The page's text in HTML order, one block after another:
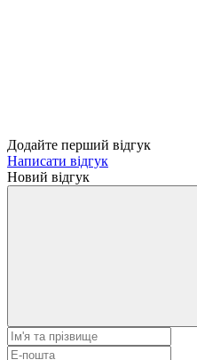
Додайте перший відгук
Написати відгук
Новий відгук